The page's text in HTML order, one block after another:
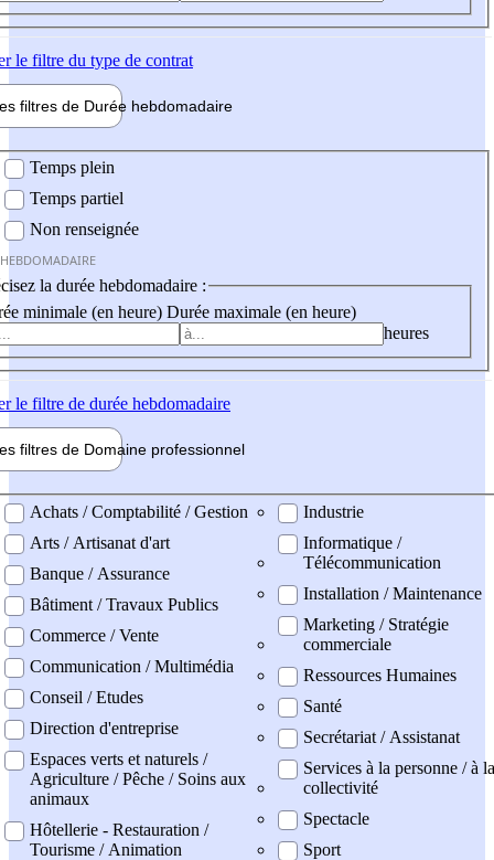
le filtre du type de contrat
filtres de Durée hebdomadaire
Temps plein
Temps partiel
Non renseignée
la durée hebdomadaire :
minimale (en heure) Durée maximale (en heure)
heures
le filtre de durée hebdomadaire
filtres de Domaine professionnel
professionel
Achats / Comptabilité / Gestion
Arts / Artisanat d'art
Banque / Assurance
Bâtiment / Travaux Publics
Commerce / Vente
Communication / Multimédia
Conseil / Etudes
Direction d'entreprise
Espaces verts et naturels /
Agriculture / Pêche / Soins aux
animaux
Hôtellerie - Restauration /
Tourisme / Animation
Industrie
Informatique /
Télécommunication
Installation / Maintenance
Marketing / Stratégie
commerciale
Ressources Humaines
Santé
Secrétariat / Assistanat
Services à la personne / à la
collectivité
Spectacle
Sport